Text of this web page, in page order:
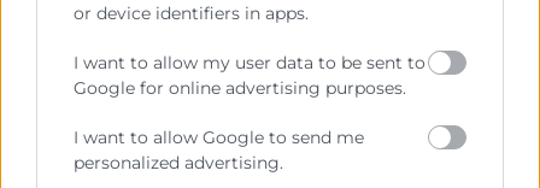
or device identifiers in apps.
I want to allow my user data to be sent to
Google for online advertising purposes.
I want to allow Google to send me
personalized advertising.
¿Cómo implementar el
Employer Branding en
tu empresa?